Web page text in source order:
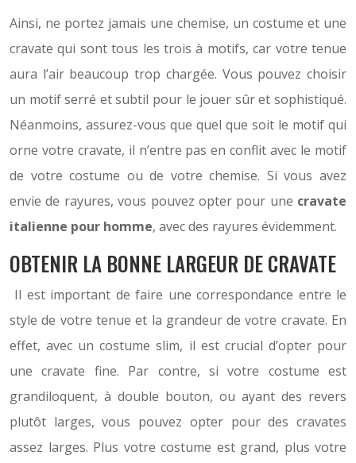
Ainsi, ne portez jamais une chemise, un costume et une
cravate qui sont tous les trois à motifs, car votre tenue
aura l’air beaucoup trop chargée. Vous pouvez choisir
un motif serré et subtil pour le jouer sûr et sophistiqué.
Néanmoins, assurez-vous que quel que soit le motif qui
orne votre cravate, il n’entre pas en conflit avec le motif
de votre costume ou de votre chemise. Si vous avez
envie de rayures, vous pouvez opter pour une cravate
italienne pour homme, avec des rayures évidemment.
OBTENIR LA BONNE LARGEUR DE CRAVATE
Il est important de faire une correspondance entre le
style de votre tenue et la grandeur de votre cravate. En
effet, avec un costume slim, il est crucial d’opter pour
une cravate fine. Par contre, si votre costume est
grandiloquent, à double bouton, ou ayant des revers
plutôt larges, vous pouvez opter pour des cravates
assez larges. Plus votre costume est grand, plus votre